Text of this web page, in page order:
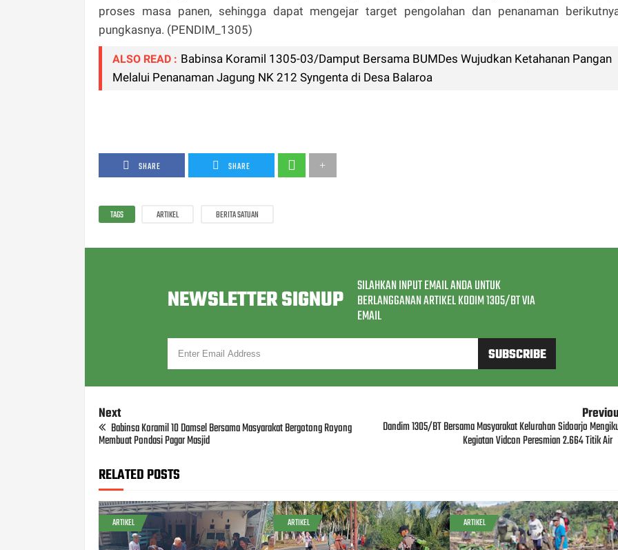
proses masa panen, sehingga dapat mengejar target pengolahan dan penanaman
pungkasnya. (PENDIM_1305)
ALSO READ : Babinsa Koramil 1305-03/Damput Bersama BUMDes Wujudkan Ketahanan Pangan
Melalui Penanaman Jagung NK 212 Syngenta di Desa Balaroa
SHARE SHARE
TAGS ARTIKEL BERITA SATUAN
NEWSLETTER SIGNUP SILAHKAN INPUT EMAIL ANDA UNTUK
BERLANGGANAN ARTIKEL KODIM 1305/BT VIA
EMAIL
Next
Babinsa Koramil 10 Damsel Bersama Masyarakat Bergotong Royong
Membuat Pondasi Pagar Masjid
Dandim 1305/BT Bersama Masyarakat Kelurahan Sidoarjo
Kegiatan Vidcon Peresmian 2.664 Titik Air
RELATED POSTS
ARTIKEL ARTIKEL ARTIKEL